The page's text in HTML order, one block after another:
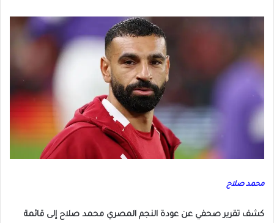
محمد صلاح
كشف تقرير صحفي عن عودة النجم المصري محمد صلاح إلى قائمة